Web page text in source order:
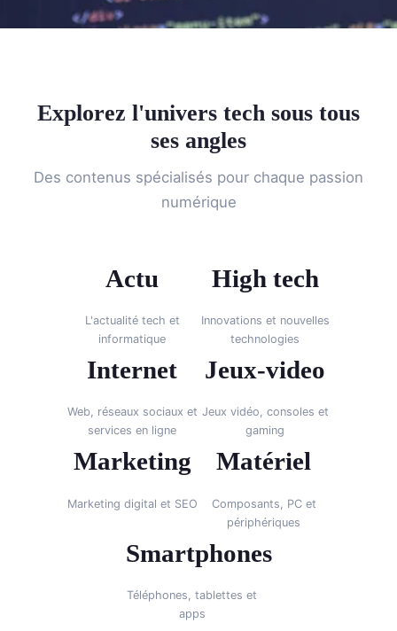
Explorez l'univers tech sous tous
ses angles
Des contenus spécialisés pour chaque passion
numérique
Actu
L'actualité tech et
informatique
High tech
Innovations et nouvelles
technologies
Internet
Web, réseaux sociaux et
services en ligne
Jeux-video
Jeux vidéo, consoles et
gaming
Marketing
Marketing digital et SEO
Matériel
Composants, PC et
périphériques
Smartphones
Téléphones, tablettes et
apps